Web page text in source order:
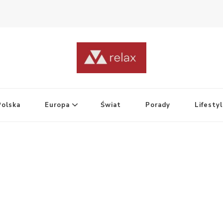
Europa Świat Porady